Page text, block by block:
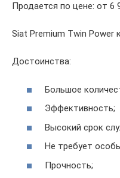
Продается по цене: от 6
Siat Premium Twin Power
Достоинства:
Большое
Эффективность;
Высокий срок
Не требует
Прочность;